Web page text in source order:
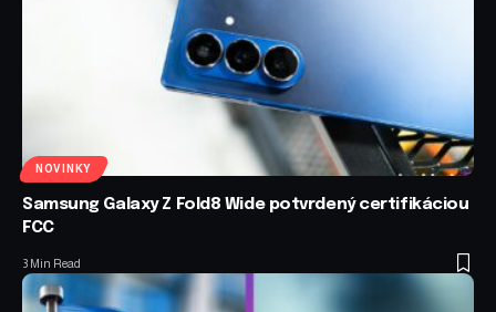
NOVINKY
Samsung Galaxy Z Fold8 Wide potvrdený certifikáciou
FCC
3 Min Read